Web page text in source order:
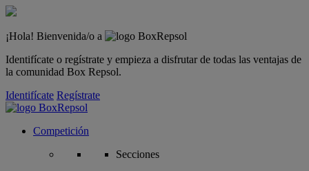
¡Hola! Bienvenida/o a
Identifícate o regístrate y empieza a disfrutar de todas las ventajas de
la comunidad Box Repsol.
Identifícate Regístrate
Competición
Secciones